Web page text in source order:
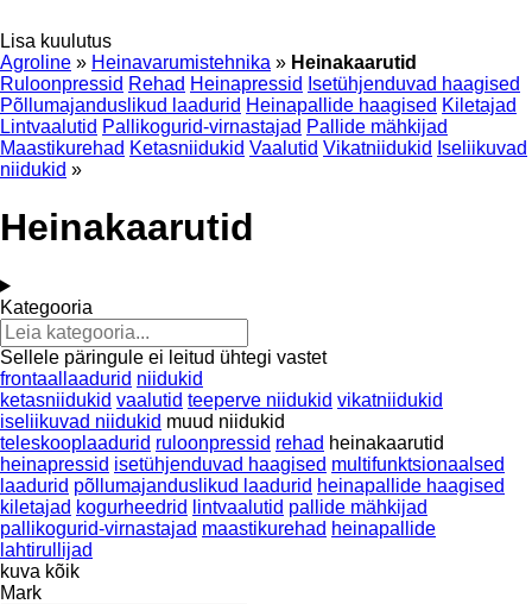
Lisa kuulutus
Agroline » Heinavarumistehnika » Heinakaarutid
Ruloonpressid Rehad Heinapressid Isetühjenduvad haagised
Põllumajanduslikud laadurid Heinapallide haagised Kiletajad
Lintvaalutid Pallikogurid-virnastajad Pallide mähkijad
Maastikurehad Ketasniidukid Vaalutid Vikatniidukid Iseliikuvad
niidukid »
Heinakaarutid
Kategooria
Sellele päringule ei leitud ühtegi vastet
frontaallaadurid niidukid
ketasniidukid vaalutid teeperve niidukid vikatniidukid
iseliikuvad niidukid muud niidukid
teleskooplaadurid ruloonpressid rehad heinakaarutid
heinapressid isetühjenduvad haagised multifunktsionaalsed
laadurid põllumajanduslikud laadurid heinapallide haagised
kiletajad kogurheedrid lintvaalutid pallide mähkijad
pallikogurid-virnastajad maastikurehad heinapallide
lahtirullijad
kuva kõik
Mark